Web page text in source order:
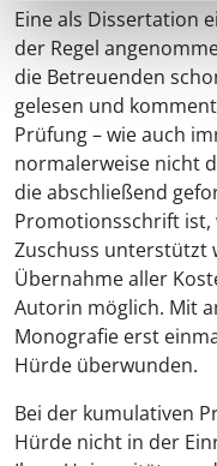
Eine als Dissertation
der Regel
die Betreuenden
gelesen und
Prüfung – wie auch
normalerweise nicht
die abschließend
Promotionsschrift ist,
Zuschuss unterstützt
Übernahme aller
Autorin möglich. Mit
Monografie erst
Hürde überwunden.
Bei der kumulativen
Hürde nicht in der